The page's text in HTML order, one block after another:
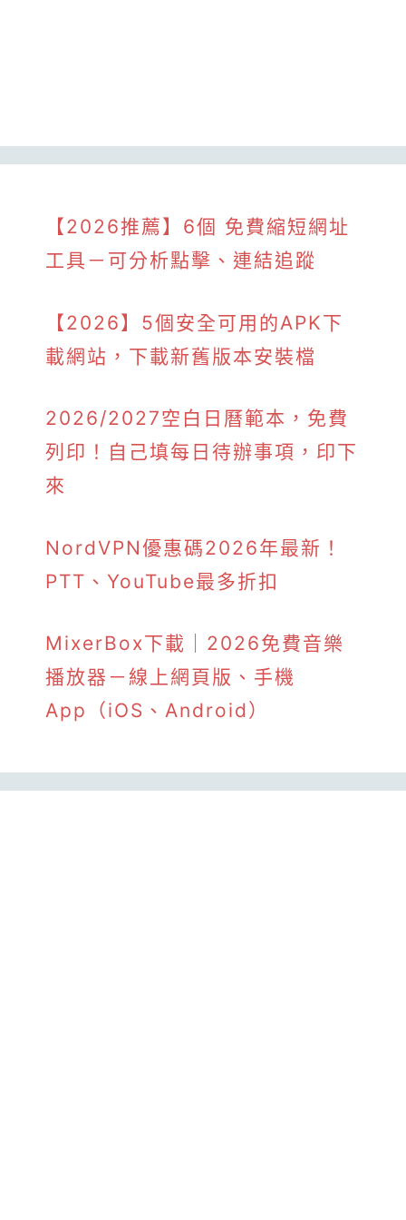
【2026推薦】6個 免費縮短網址
工具－可分析點擊、連結追蹤
【2026】5個安全可用的APK下
載網站，下載新舊版本安裝檔
2026/2027空白日曆範本，免費
列印！自己填每日待辦事項，印下
來
NordVPN優惠碼2026年最新！
PTT、YouTube最多折扣
MixerBox下載｜2026免費音樂
播放器－線上網頁版、手機
App（iOS、Android）